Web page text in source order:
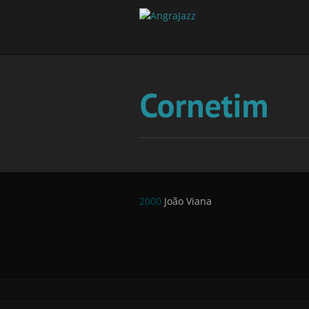
2000 João Viana